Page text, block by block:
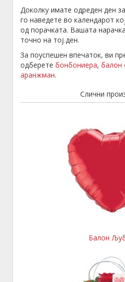
Доколку имате одреден ден
го наведете во календарот
од порачката. Вашата
точно на тој ден.
За поуспешен впечаток, ви
одберете бонбониера, балон
аранжман.
Слични
Балон